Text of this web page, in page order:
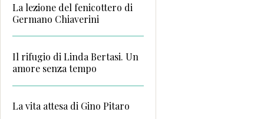
La lezione del fenicottero di
Germano Chiaverini
Il rifugio di Linda Bertasi. Un
amore senza tempo
La vita attesa di Gino Pitaro